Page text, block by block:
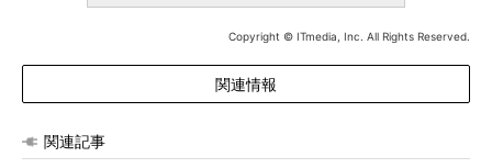
Copyright © ITmedia, Inc. All Rights Reserved.
関連情報
関連記事